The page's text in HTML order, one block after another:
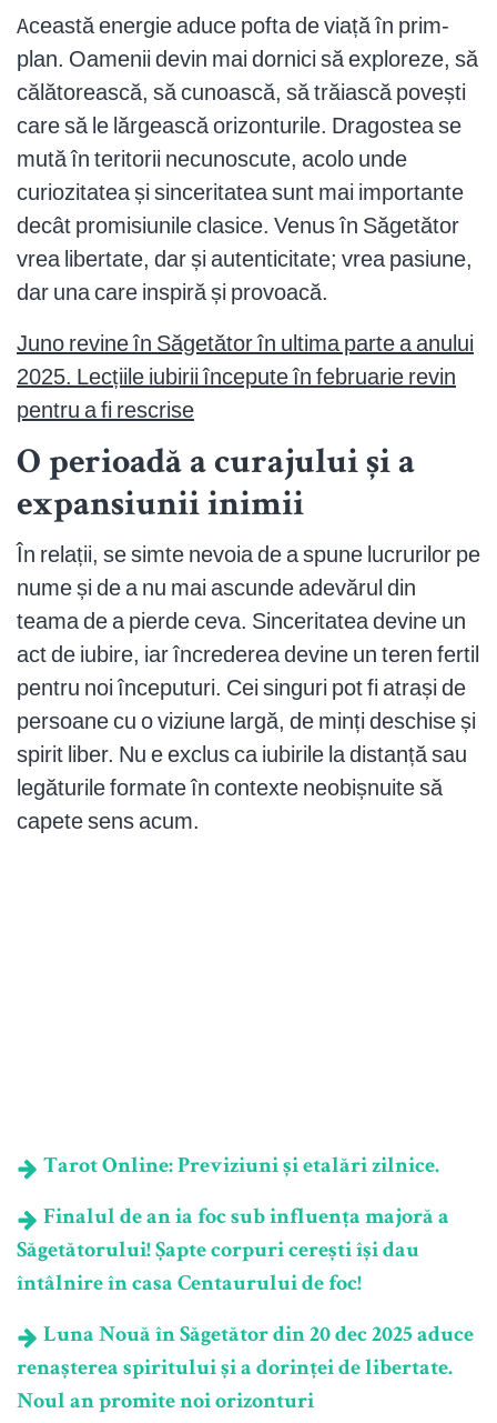
Această energie aduce pofta de viață în prim-
plan. Oamenii devin mai dornici să exploreze, să
călătorească, să cunoască, să trăiască povești
care să le lărgească orizonturile. Dragostea se
mută în teritorii necunoscute, acolo unde
curiozitatea și sinceritatea sunt mai importante
decât promisiunile clasice. Venus în Săgetător
vrea libertate, dar și autenticitate; vrea pasiune,
dar una care inspiră și provoacă.
Juno revine în Săgetător în ultima parte a anului
2025. Lecțiile iubirii începute în februarie revin
pentru a fi rescrise
O perioadă a curajului și a
expansiunii inimii
În relații, se simte nevoia de a spune lucrurilor pe
nume și de a nu mai ascunde adevărul din
teama de a pierde ceva. Sinceritatea devine un
act de iubire, iar încrederea devine un teren fertil
pentru noi începuturi. Cei singuri pot fi atrași de
persoane cu o viziune largă, de minți deschise și
spirit liber. Nu e exclus ca iubirile la distanță sau
legăturile formate în contexte neobișnuite să
capete sens acum.
Tarot Online: Previziuni și etalări zilnice.
Finalul de an ia foc sub influența majoră a
Săgetătorului! Șapte corpuri cerești își dau
întâlnire în casa Centaurului de foc!
Luna Nouă în Săgetător din 20 dec 2025 aduce
renașterea spiritului și a dorinței de libertate.
Noul an promite noi orizonturi